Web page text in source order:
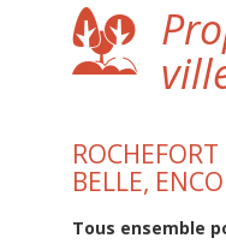
BELLE,
Tous ensemble